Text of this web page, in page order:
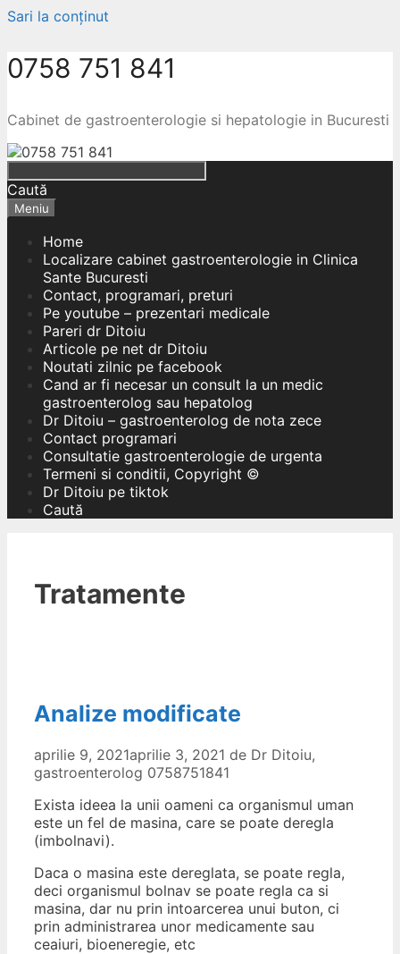
Sari la conținut
0758 751 841
Cabinet de gastroenterologie si hepatologie in Bucuresti
Caută
Meniu
Home
Localizare cabinet gastroenterologie in Clinica
Sante Bucuresti
Contact, programari, preturi
Pe youtube – prezentari medicale
Pareri dr Ditoiu
Articole pe net dr Ditoiu
Noutati zilnic pe facebook
Cand ar fi necesar un consult la un medic
gastroenterolog sau hepatolog
Dr Ditoiu – gastroenterolog de nota zece
Contact programari
Consultatie gastroenterologie de urgenta
Termeni si conditii, Copyright ©
Dr Ditoiu pe tiktok
Caută
Tratamente
Analize modificate
aprilie 9, 2021aprilie 3, 2021 de Dr Ditoiu,
gastroenterolog 0758751841
Exista ideea la unii oameni ca organismul uman
este un fel de masina, care se poate deregla
(imbolnavi).
Daca o masina este dereglata, se poate regla,
deci organismul bolnav se poate regla ca si
masina, dar nu prin intoarcerea unui buton, ci
prin administrarea unor medicamente sau
ceaiuri, bioeneregie, etc